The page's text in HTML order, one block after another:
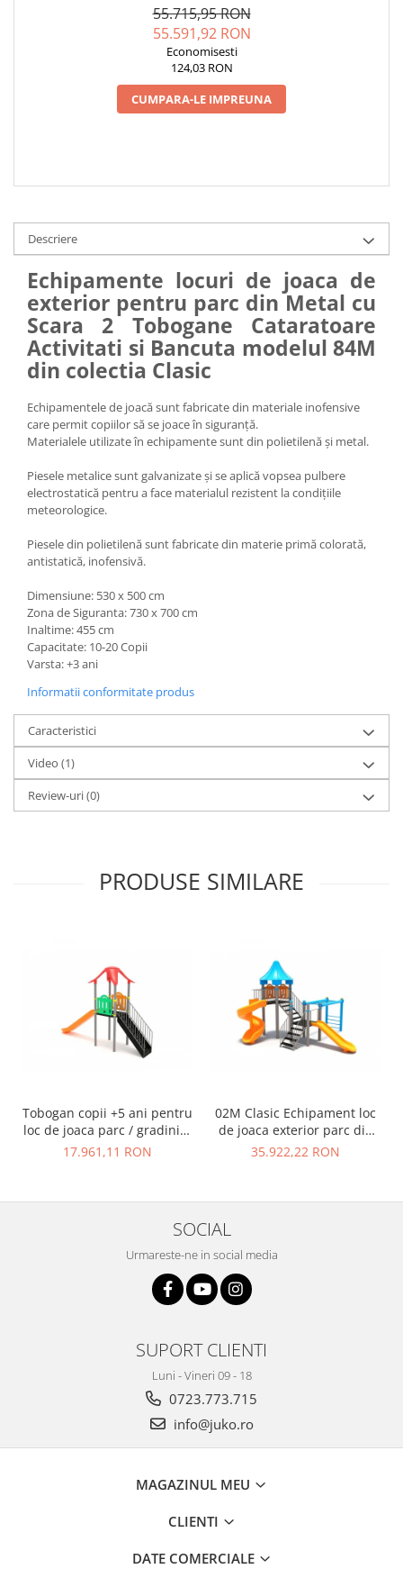
TOBOGANE CĂȚĂRĂTOARE
ACTIVITATI SI BANCUTA
CONFORM SR EN 1176
55.715,95 RON
55.591,92 RON
Economisesti
124,03 RON
CUMPARA-LE IMPREUNA
Descriere
Echipamente locuri de joaca de
exterior pentru parc din Metal cu
Scara 2 Tobogane Cataratoare
Activitati si Bancuta modelul 84M
din colectia Clasic
Echipamentele de joacă sunt fabricate din materiale inofensive
care permit copiilor să se joace în siguranță.
Materialele utilizate în echipamente sunt din polietilenă și metal.
Piesele metalice sunt galvanizate și se aplică vopsea pulbere
electrostatică pentru a face materialul rezistent la condițiile
meteorologice.
Piesele din polietilenă sunt fabricate din materie primă colorată,
antistatică, inofensivă.
Dimensiune: 530 x 500 cm
Zona de Siguranta: 730 x 700 cm
Inaltime: 455 cm
Capacitate: 10-20 Copii
Varsta: +3 ani
Informatii conformitate produs
Caracteristici
Video (1)
Review-uri(0)
PRODUSE SIMILARE
Tobogan copii +5 ani pentru
loc de joaca parc / gradinita
- 01M
17.961,11 RON
02M Clasic Echipament loc
de joaca exterior parc din
metal cu Scara 2 Tobogane
35.922,22 RON
SOCIAL
Urmareste-ne in social media
SUPORT CLIENTI
Luni - Vineri 09 - 18
0723.773.715
info@juko.ro
MAGAZINUL MEU
CLIENTI
DATE COMERCIALE